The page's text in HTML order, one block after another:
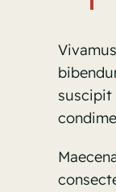
suscipit